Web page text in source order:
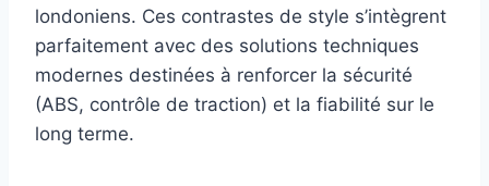
londoniens. Ces contrastes de style s’intègrent
parfaitement avec des solutions techniques
modernes destinées à renforcer la sécurité
(ABS, contrôle de traction) et la fiabilité sur le
long terme.